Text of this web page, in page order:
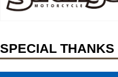
SPECIAL THANKS